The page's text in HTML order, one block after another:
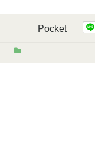
Pocket